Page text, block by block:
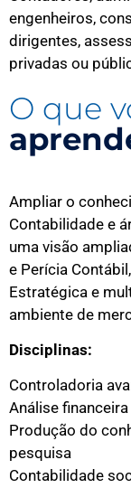
engenheiros,
dirigentes,
privadas ou
O que
Ampliar o
Contabilidade e
uma visão
e Perícia
Estratégica e
ambiente de
Disciplinas:
Controladoria
Análise
Produção do
pesquisa
Contabilidade